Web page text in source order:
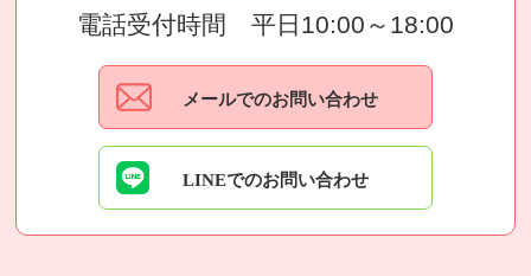
電話受付時間 平日10:00～18:00
メールでのお問い合わせ
LINEでのお問い合わせ